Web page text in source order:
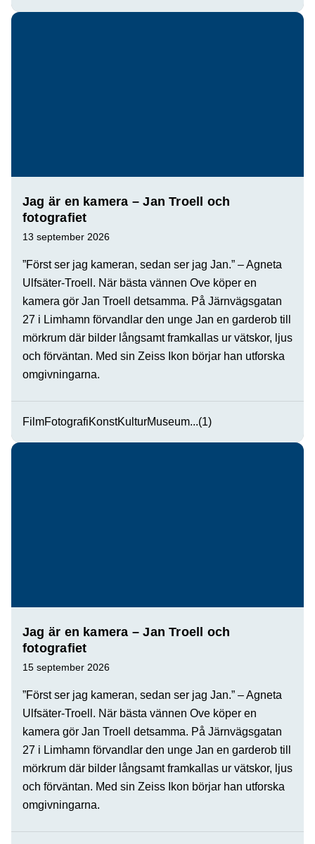
Jag är en kamera – Jan Troell och
fotografiet
13 september 2026
”Först ser jag kameran, sedan ser jag Jan.” – Agneta
Ulfsäter-Troell. När bästa vännen Ove köper en
kamera gör Jan Troell detsamma. På Järnvägsgatan
27 i Limhamn förvandlar den unge Jan en garderob till
mörkrum där bilder långsamt framkallas ur vätskor, ljus
och förväntan. Med sin Zeiss Ikon börjar han utforska
omgivningarna.
FilmFotografiKonstKulturMuseum...(1)
Jag är en kamera – Jan Troell och
fotografiet
15 september 2026
”Först ser jag kameran, sedan ser jag Jan.” – Agneta
Ulfsäter-Troell. När bästa vännen Ove köper en
kamera gör Jan Troell detsamma. På Järnvägsgatan
27 i Limhamn förvandlar den unge Jan en garderob till
mörkrum där bilder långsamt framkallas ur vätskor, ljus
och förväntan. Med sin Zeiss Ikon börjar han utforska
omgivningarna.